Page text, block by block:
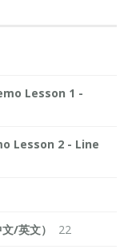
Lesson 1 -
Lesson 2 - Line
/英文） 22